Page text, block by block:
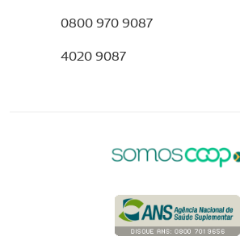
0800 970 9087
4020 9087